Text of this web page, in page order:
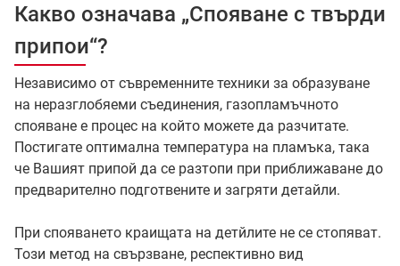
Какво означава „Спояване с твърди
припои“?
Независимо от съвременните техники за образуване
на неразглобяеми съединения, газопламъчното
спояване е процес на който можете да разчитате.
Постигате оптимална температура на пламъка, така
че Вашият припой да се разтопи при приближаване до
предварително подготвените и загряти детайли.
При спояването краищата на детйлите не се стопяват.
Този метод на свързване, респективно вид